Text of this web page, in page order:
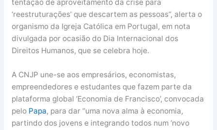
tentação de aproveitamento da crise para
‘reestruturações’ que descartem as pessoas”, alerta o
organismo da Igreja Católica em Portugal, em nota
divulgada por ocasião do Dia Internacional dos
Direitos Humanos, que se celebra hoje.
A CNJP une-se aos empresários, economistas,
empreendedores e estudantes que fazem parte da
plataforma global ‘Economia de Francisco’, convocada
pelo Papa, para dar “uma nova alma à economia,
partindo dos jovens e integrando todos num ‘novo